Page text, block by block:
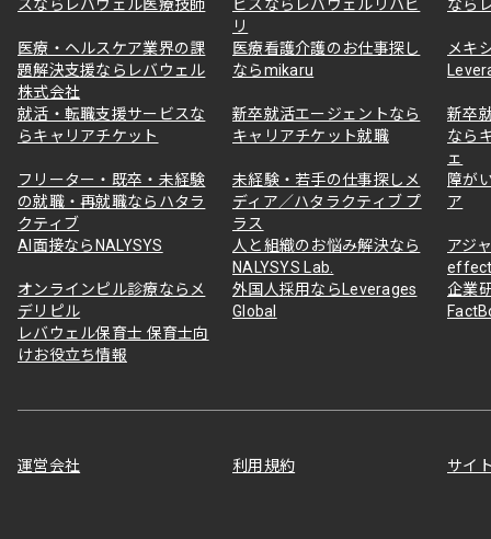
スならレバウェル医療技師
ビスならレバウェルリハビ
リ
なら
医療・ヘルスケア業界の課
題解決支援ならレバウェル
株式会社
医療看護介護のお仕事探し
ならmikaru
メキ
就活・転職支援サービスな
らキャリアチケット
新卒就活エージェントなら
キャリアチケット就職
新卒
なら
ェ
フリーター・既卒・未経験
の就職・再就職ならハタラ
クティブ
未経験・若手の仕事探しメ
ディア／ハタラクティブ プ
ラス
障が
ア
AI面接ならNALYSYS
人と組織のお悩み解決なら
NALYSYS Lab.
アジ
オンラインピル診療ならメ
デリピル
外国人採用ならLeverages
Global
企業
レバウェル保育士 保育士向
けお役立ち情報
運営会社 利用規約 サイ